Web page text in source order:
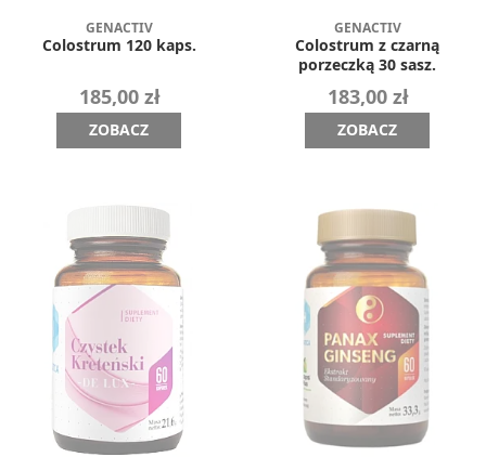
GENACTIV
Colostrum 120 kaps.
185,00 zł
ZOBACZ
GENACTIV
Colostrum z czarną
porzeczką 30 sasz.
183,00 zł
ZOBACZ